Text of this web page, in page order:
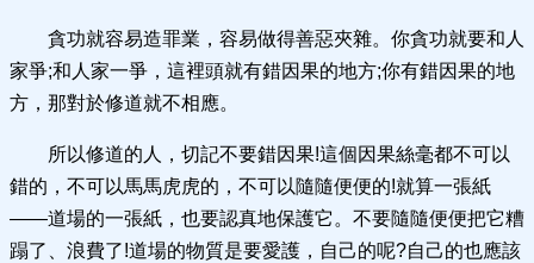
貪功就容易造罪業，容易做得善惡夾雜。你貪功就要和人
家爭;和人家一爭，這裡頭就有錯因果的地方;你有錯因果的地
方，那對於修道就不相應。
所以修道的人，切記不要錯因果!這個因果絲毫都不可以
錯的，不可以馬馬虎虎的，不可以隨隨便便的!就算一張紙
——道場的一張紙，也要認真地保護它。不要隨隨便便把它糟
蹋了、浪費了!道場的物質是要愛護，自己的呢?自己的也應該